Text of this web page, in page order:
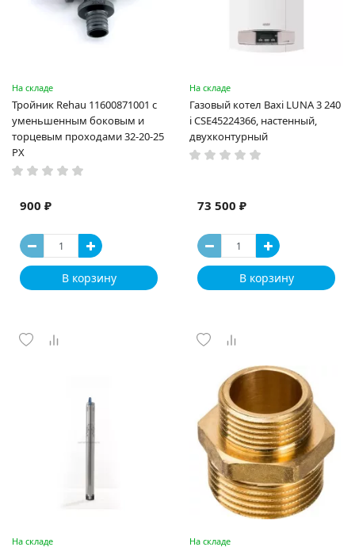
На складе
Тройник Rehau 11600871001 с
уменьшенным боковым и
торцевым проходами 32-20-25
PX
900 ₽
В корзину
На складе
Газовый котел Baxi LUNA 3 240
i CSE45224366, настенный,
двухконтурный
73 500 ₽
В корзину
На складе На складе